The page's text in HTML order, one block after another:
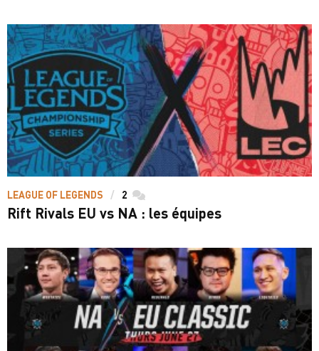
LEAGUE OF LEGENDS 2 commentaires
Rift Rivals EU vs NA : les équipes